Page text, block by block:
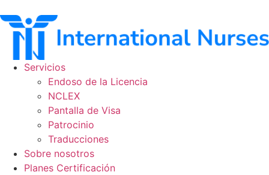
al
contenido
Servicios
Endoso de la Licencia
NCLEX
Pantalla de Visa
Patrocinio
Traducciones
Sobre nosotros
Planes Certificación